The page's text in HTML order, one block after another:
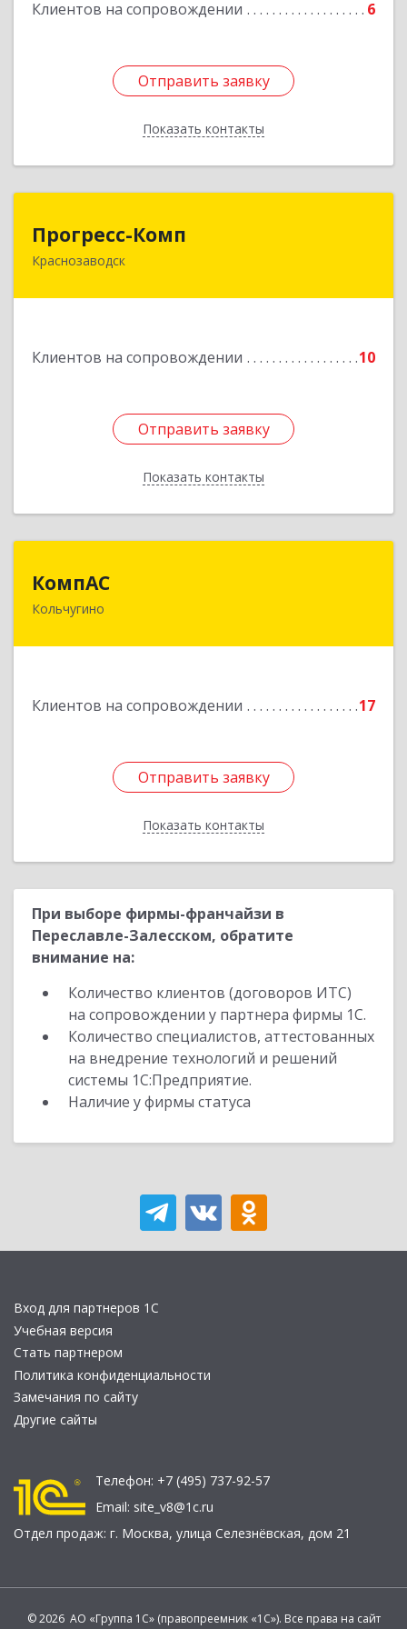
Клиентов на сопровождении 6
Отправить заявку
Показать контакты
Отправить заявку
Назад
Прогресс-Комп
Краснозаводск
Клиентов на сопровождении 10
Отправить заявку
Показать контакты
141321, Московская обл, Сергиево-Посадский
Отправить заявку
Назад
КомпАС
Кольчугино
Клиентов на сопровождении 17
Отправить заявку
Показать контакты
601782, Владимирская область, г.Кольчугино,
Отправить заявку
Назад
При выборе фирмы-франчайзи в
Переславле-Залесском, обратите
внимание на:
Количество клиентов (договоров ИТС)
на сопровождении у партнера фирмы 1С.
Количество специалистов, аттестованных
на внедрение технологий и решений
системы 1С:Предприятие.
Наличие у фирмы статуса
Вход для партнеров 1С
Учебная версия
Стать партнером
Политика конфиденциальности
Замечания по сайту
Другие сайты
Телефон: +7 (495) 737-92-57
Email: site_v8@1c.ru
Отдел продаж: г. Москва, улица Селезнёвская, дом 21
© 2026 АО «Группа 1С» (правопреемник «1С»). Все права на сайт